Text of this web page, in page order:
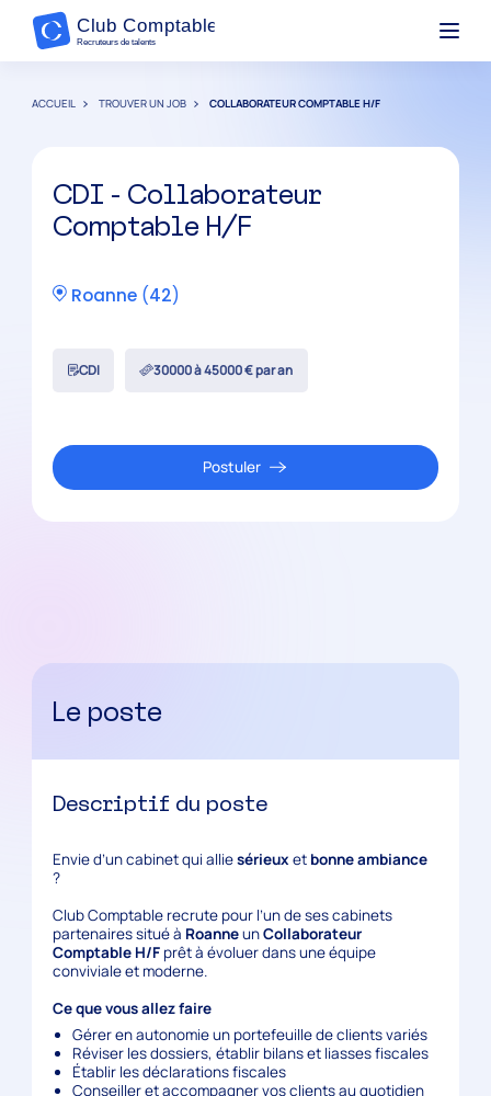
ACCUEIL TROUVER UN JOB COLLABORATEUR COMPTABLE H/F
CDI - Collaborateur
Comptable H/F
Roanne(42)
CDI 30000 à 45000 € par an
Postuler
Le poste
Descriptif du poste
Envie d’un cabinet qui alliesérieuxet bonne ambiance
?
Club Comptable recrute pour l’un de ses cabinets
partenaires situé à RoanneunCollaborateur
Comptable H/F prêt à évoluer dans une équipe
conviviale et moderne.
Ce que vous allez faire
Gérer en autonomie un portefeuille de clients variés
Réviser les dossiers, établir bilans et liasses fiscales
Établir les déclarations fiscales
Conseiller et accompagner vos clients au quotidien